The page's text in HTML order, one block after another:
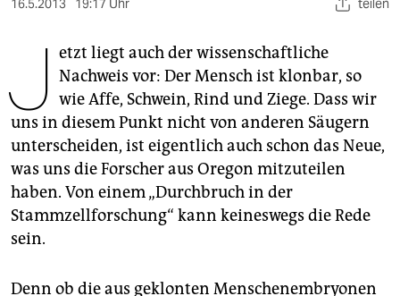
wahrheit
verlag
verlag
veranstaltungen
shop
fragen & hilfe
16.5.2013 19:17 Uhr teilen
J etzt liegt auch der wissenschaftliche
Nachweis vor: Der Mensch ist klonbar, so
wie Affe, Schwein, Rind und Ziege. Dass wir
uns in diesem Punkt nicht von anderen Säugern
unterscheiden, ist eigentlich auch schon das Neue,
was uns die Forscher aus Oregon mitzuteilen
haben. Von einem „Durchbruch in der
Stammzellforschung“ kann keineswegs die Rede
sein.
Denn ob die aus geklonten Menschenembryonen